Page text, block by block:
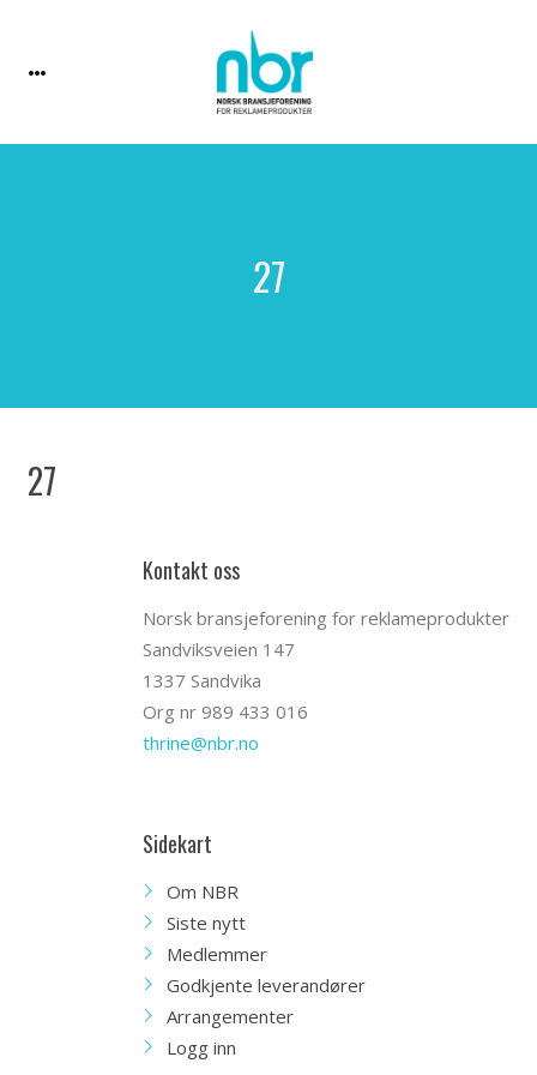
27
27
Kontakt oss
Norsk bransjeforening for reklameprodukter
Sandviksveien 147
1337 Sandvika
Org nr 989 433 016
thrine@nbr.no
Sidekart
Om NBR
Siste nytt
Medlemmer
Godkjente leverandører
Arrangementer
Logg inn